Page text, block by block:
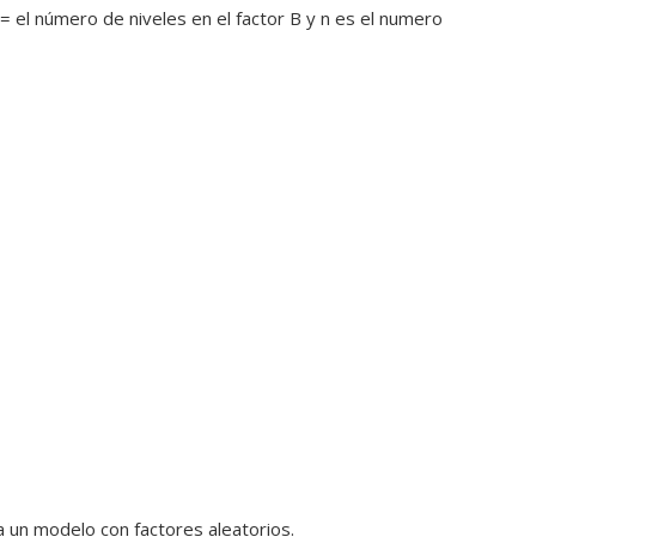
el número de niveles en el factor B y n es el numero
modelo con factores aleatorios.